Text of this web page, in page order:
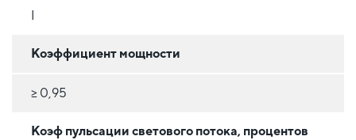
Коэффициент мощности
≥ 0,95
Коэф пульсации светового потока, процентов